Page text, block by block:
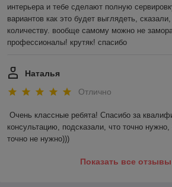
интерьера и тебе сделают полную
вариантов как это будет выглядеть,
количеству. вообще самому можно не
профессионалы! крутяк! спасибо
Наталья
Отлично
Очень классные ребята! Спасибо за
консультацию, подсказали, что точно
точно не нужно)))
Показать все отзывы